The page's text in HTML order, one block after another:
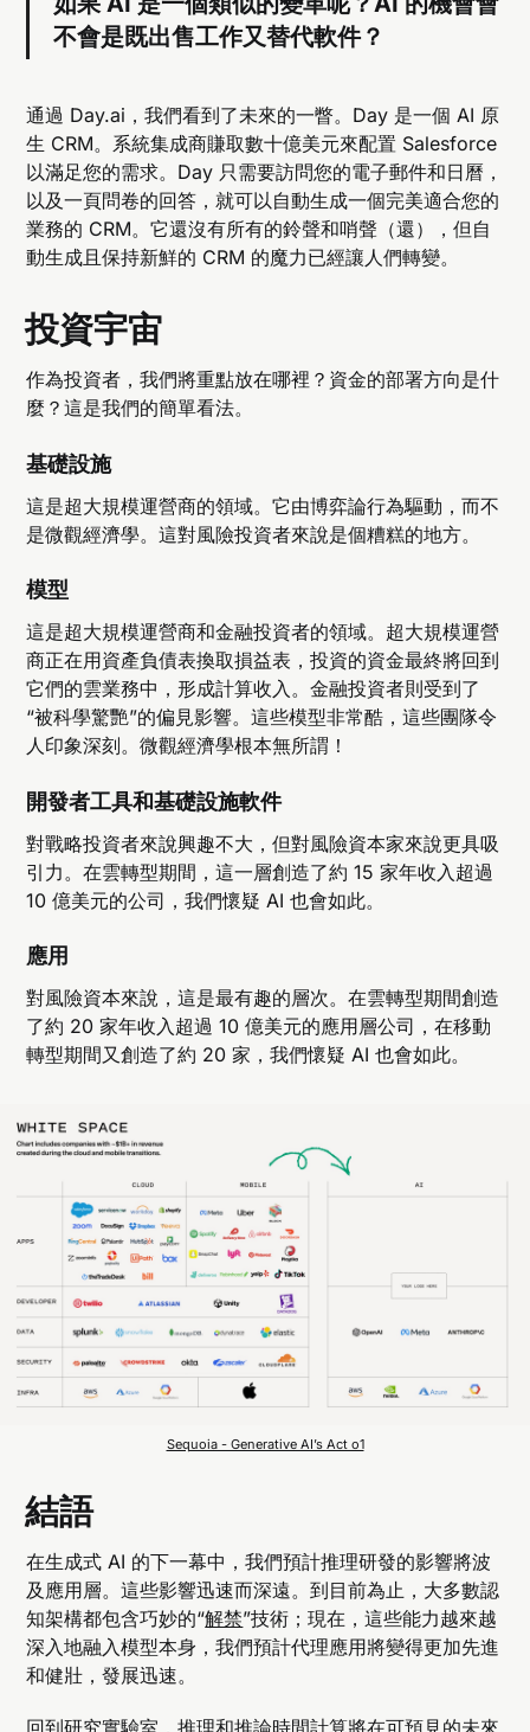
不會是既出售工作又替代軟件？
通過 Day.ai，我們看到了未來的一瞥。Day 是一個 AI 原
生 CRM。系統集成商賺取數十億美元來配置 Salesforce
以滿足您的需求。Day 只需要訪問您的電子郵件和日曆，
以及一頁問卷的回答，就可以自動生成一個完美適合您的
業務的 CRM。它還沒有所有的鈴聲和哨聲（還），但自
動生成且保持新鮮的 CRM 的魔力已經讓人們轉變。
投資宇宙
作為投資者，我們將重點放在哪裡？資金的部署方向是什
麼？這是我們的簡單看法。
基礎設施
這是超大規模運營商的領域。它由博弈論行為驅動，而不
是微觀經濟學。這對風險投資者來說是個糟糕的地方。
模型
這是超大規模運營商和金融投資者的領域。超大規模運營
商正在用資產負債表換取損益表，投資的資金最終將回到
它們的雲業務中，形成計算收入。金融投資者則受到了
“被科學驚艷”的偏見影響。這些模型非常酷，這些團隊令
人印象深刻。微觀經濟學根本無所謂！
開發者工具和基礎設施軟件
對戰略投資者來說興趣不大，但對風險資本家來說更具吸
引力。在雲轉型期間，這一層創造了約 15 家年收入超過
10 億美元的公司，我們懷疑 AI 也會如此。
應用
對風險資本來說，這是最有趣的層次。在雲轉型期間創造
了約 20 家年收入超過 10 億美元的應用層公司，在移動
轉型期間又創造了約 20 家，我們懷疑 AI 也會如此。
Sequoia - Generative AI’s Act o1
結語
在生成式 AI 的下一幕中，我們預計推理研發的影響將波
及應用層。這些影響迅速而深遠。到目前為止，大多數認
知架構都包含巧妙的“解禁”技術；現在，這些能力越來越
深入地融入模型本身，我們預計代理應用將變得更加先進
和健壯，發展迅速。